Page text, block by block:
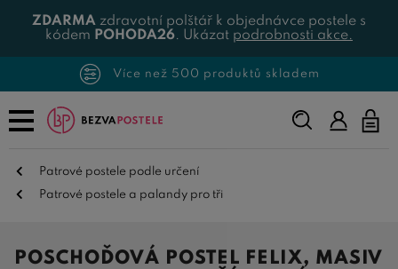
ZDARMA zdravotní polštář k objednávce postele s
kódem POHODA26. Ukázat podrobnosti akce.
Více než 500 produktů skladem
Napište,
co
Patrové postele podle určení
Patrové postele a palandy pro tři
POSCHOĎOVÁ POSTEL FELIX, MASIV